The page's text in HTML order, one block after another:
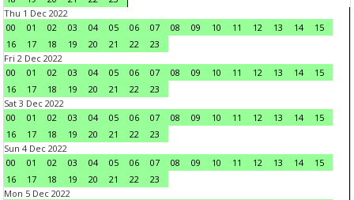
Thu 1 Dec 2022
00
01 02 03 04 05 06 07 08 09 10 11 12 13 14
15
16
17 18 19 20 21 22
23
Fri 2 Dec 2022
00
01 02 03 04 05 06 07 08 09 10 11 12 13 14
15
16
17 18 19 20 21 22
23
Sat 3 Dec 2022
00
01 02 03 04 05 06 07 08 09 10 11 12 13 14
15
16
17 18 19 20 21 22
23
Sun 4 Dec 2022
00
01 02 03 04 05 06 07 08 09 10 11 12 13 14
15
16
17 18 19 20 21 22
23
Mon 5 Dec 2022